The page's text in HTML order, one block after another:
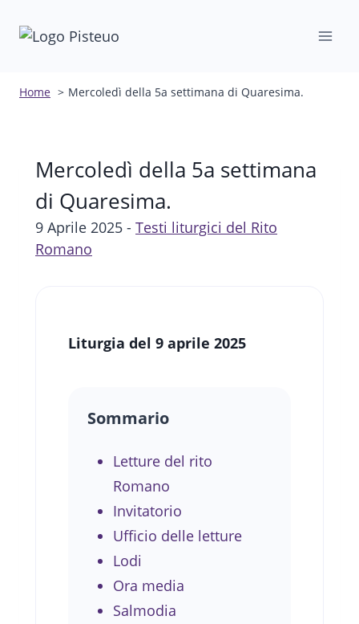
Home Mercoledì della 5a settimana di Quaresima.
Mercoledì della 5a settimana
di Quaresima.
9 Aprile 2025 - Testi liturgici del Rito
Romano
Liturgia del 9 aprile 2025
Sommario
Letture del rito
Romano
Invitatorio
Ufficio delle letture
Lodi
Ora media
Salmodia